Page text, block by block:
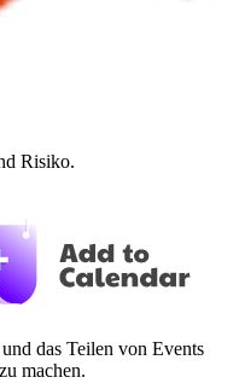
Risiko.
das Teilen von Events
machen.